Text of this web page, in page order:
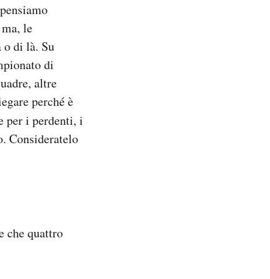
le
o di là. Su
di
altre
perché è
per i perdenti, i
Consideratelo
che quattro